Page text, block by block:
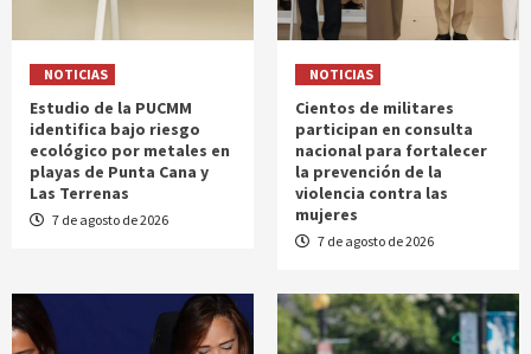
NOTICIAS
Estudio de la PUCMM
identifica bajo riesgo
ecológico por metales en
playas de Punta Cana y
Las Terrenas
7 de agosto de 2026
NOTICIAS
Cientos de militares
participan en consulta
nacional para fortalecer
la prevención de la
violencia contra las
mujeres
7 de agosto de 2026